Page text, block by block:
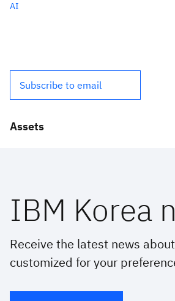
AI
Subscribe to email
Assets
IBM Korea
Receive the latest news
customized for your